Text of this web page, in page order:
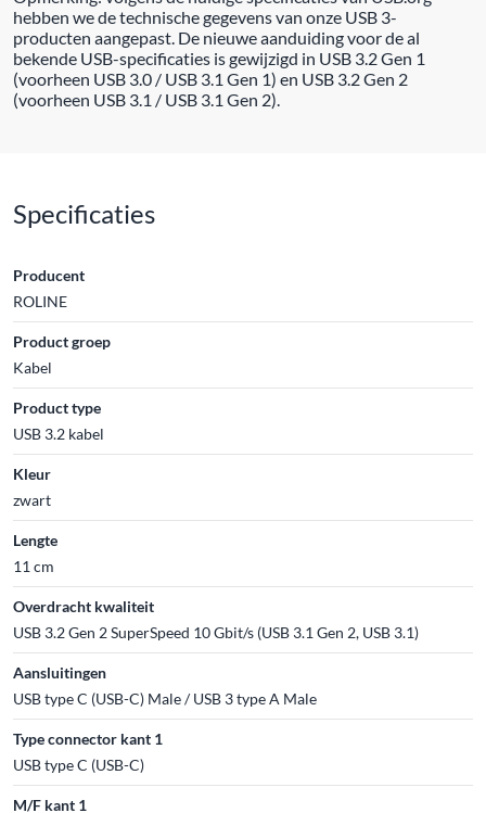
hebben we de technische gegevens van onze USB 3-
producten aangepast. De nieuwe aanduiding voor de al
bekende USB-specificaties is gewijzigd in USB 3.2 Gen 1
(voorheen USB 3.0 / USB 3.1 Gen 1) en USB 3.2 Gen 2
(voorheen USB 3.1 / USB 3.1 Gen 2).
Specificaties
Producent
ROLINE
Product groep
Kabel
Product type
USB 3.2 kabel
Kleur
zwart
Lengte
11 cm
Overdracht kwaliteit
USB 3.2 Gen 2 SuperSpeed 10 Gbit/s (USB 3.1 Gen 2, USB 3.1)
Aansluitingen
USB type C (USB-C) Male / USB 3 type A Male
Type connector kant 1
USB type C (USB-C)
M/F kant 1